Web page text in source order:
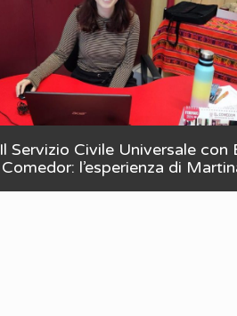
Il Servizio Civile Universale con
Comedor: l’esperienza di